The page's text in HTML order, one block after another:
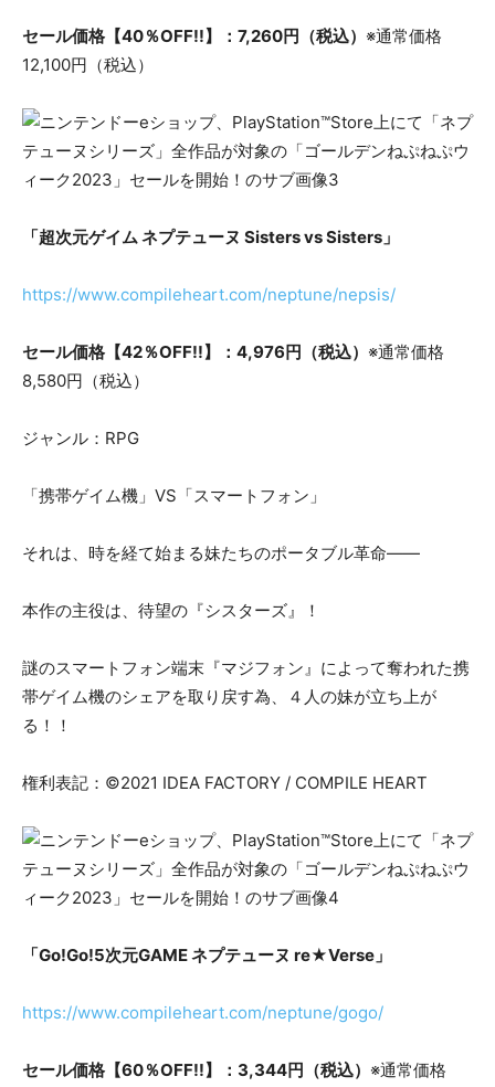
セール価格【40％OFF!!】：7,260円（税込） ※通常価格
12,100円（税込）
「超次元ゲイム ネプテューヌ Sisters vs Sisters」
https://www.compileheart.com/neptune/nepsis/
セール価格【42％OFF!!】：4,976円（税込） ※通常価格
8,580円（税込）
ジャンル：RPG
「携帯ゲイム機」VS「スマートフォン」
それは、時を経て始まる妹たちのポータブル革命――
本作の主役は、待望の『シスターズ』！
謎のスマートフォン端末『マジフォン』によって奪われた携
帯ゲイム機のシェアを取り戻す為、４人の妹が立ち上が
る！！
権利表記：©2021 IDEA FACTORY / COMPILE HEART
「Go!Go!5次元GAME ネプテューヌ re★Verse」
https://www.compileheart.com/neptune/gogo/
セール価格【60％OFF!!】：3,344円（税込） ※通常価格